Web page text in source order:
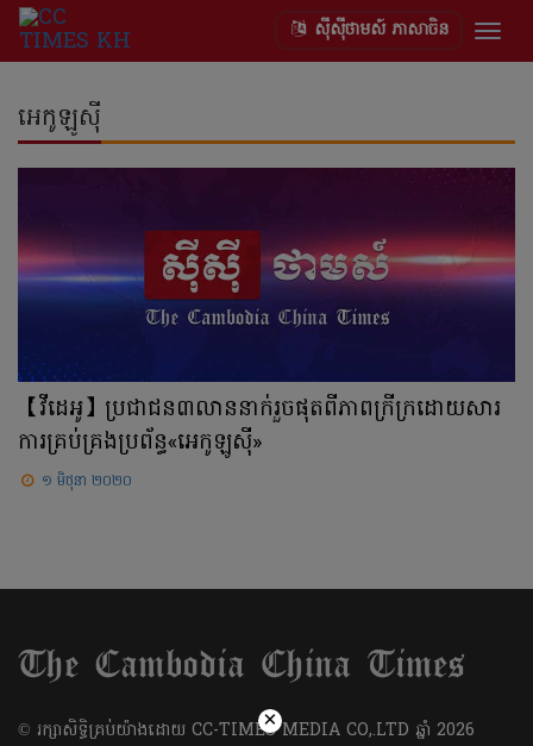
ស៊ីស៊ីថាមស៍ ភាសាចិន
អេកូឡូស៊ី
【វីដេអូ】ប្រជាជន៣លាននាក់រួចផុតពីភាពក្រីក្រដោយសារ
ការគ្រប់គ្រងប្រព័ន្ធ«អេកូឡូស៊ី»
១ មិថុនា ២០២០
×
​© រក្សា​សិទ្ធិ​គ្រប់​យ៉ាង​ដោយ​ CC-TIMES MEDIA CO,.LTD ឆ្នាំ​ 2026